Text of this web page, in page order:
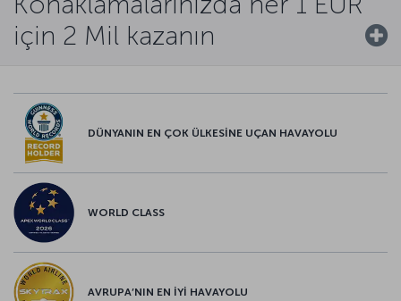
için 2 Mil kazanın
DÜNYANIN EN ÇOK ÜLKESİNE UÇAN HAVAYOLU
WORLD CLASS
AVRUPA’NIN EN İYİ HAVAYOLU